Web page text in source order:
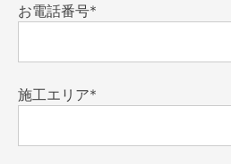
お電話番号*
施工エリア*